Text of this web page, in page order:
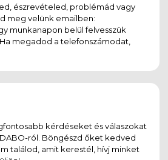
észrevételed, problémád vagy
meg velünk emailben:
munkanapon belül felvesszük
megadod a telefonszámodat,
kérdéseket és válaszokat
ról. Böngészd őket kedved
találod, amit kerestél, hívj minket